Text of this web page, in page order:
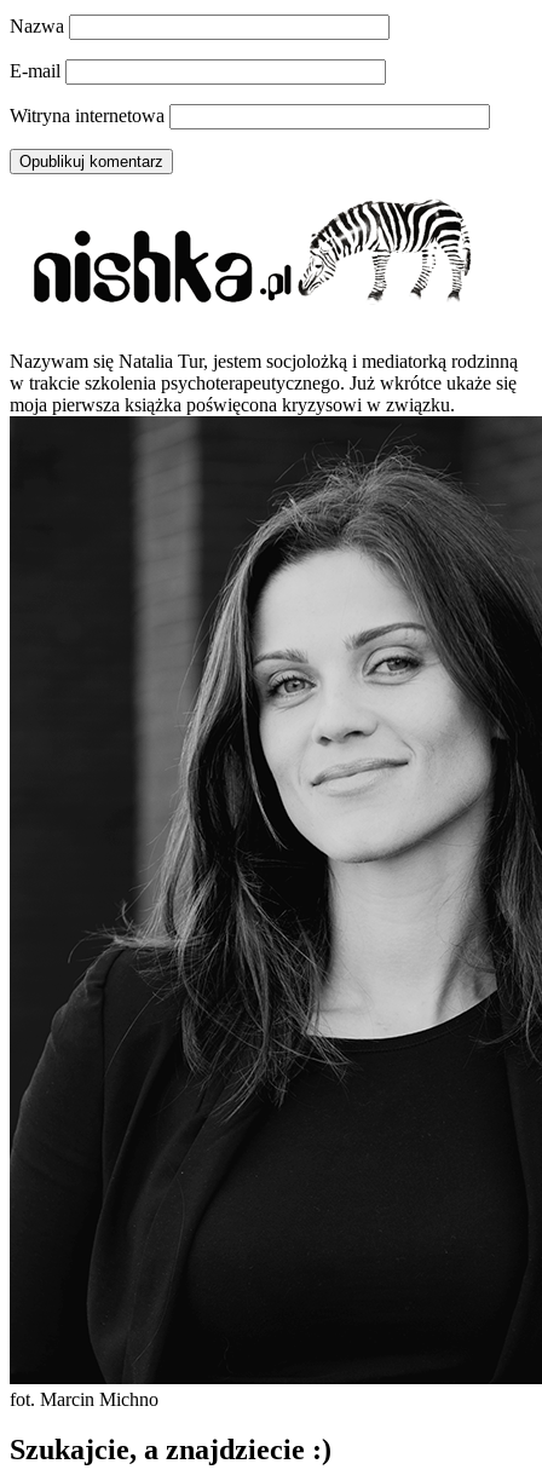
Nazwa
E-mail
Witryna internetowa
Nazywam się Natalia Tur, jestem socjolożką i mediatorką rodzinną
w trakcie szkolenia psychoterapeutycznego. Już wkrótce ukaże się
moja pierwsza książka poświęcona kryzysowi w związku.
fot. Marcin Michno
Szukajcie, a znajdziecie :)